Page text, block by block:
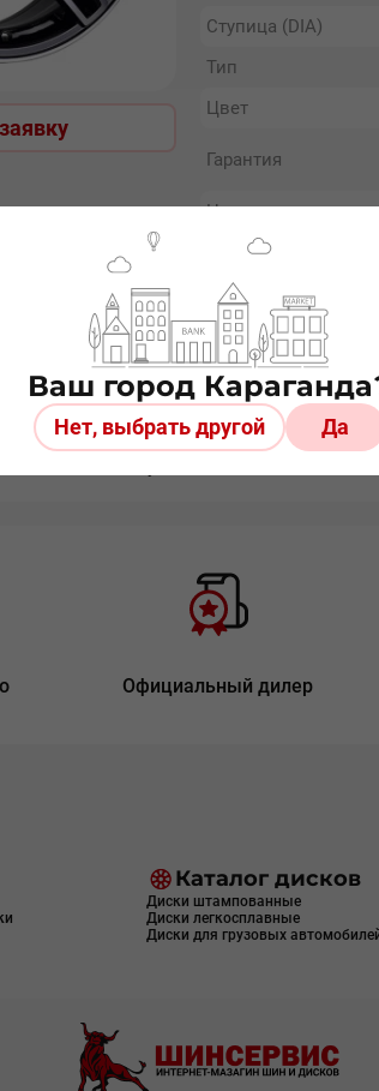
Ступица (DIA)
Тип
Цвет
Гарантия
Наличие
Отзывы
AF-09 является одним из флагманов
в государстве Китай.
выходит диск AF-09 достаточно
поставить на различные
AF-09 используются только
Официальный дилер
Каталог дисков
Диски штампованные
Диски легкосплавные
Диски для грузовых
Ваш город
Нет, выбрать другой Да